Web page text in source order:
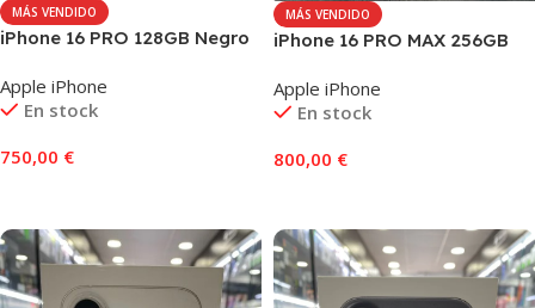
MÁS VENDIDO
iPhone 16 PRO 128GB Negro
Apple iPhone
En stock
750,00 €
MÁS VENDIDO
iPhone 16 PRO MAX 256GB
Apple iPhone
En stock
800,00 €